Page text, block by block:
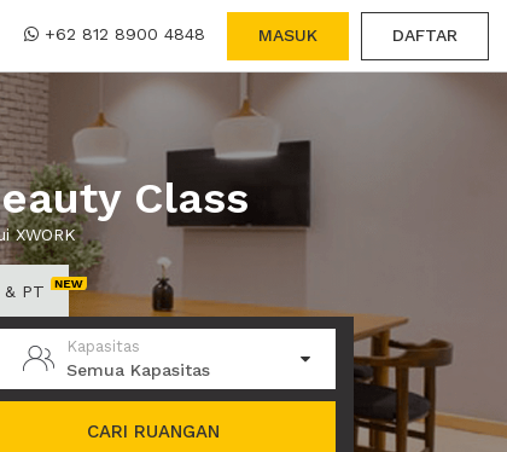
+62 812 8900 4848 MASUK DAFTAR
Class
XWORK
PT
Kapasitas
Semua Kapasitas
CARI RUANGAN